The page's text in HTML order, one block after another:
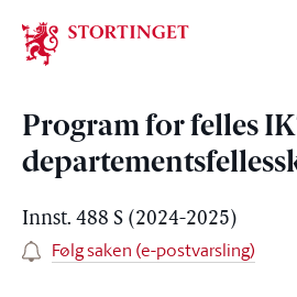
Stortinget.no
Program for felles
Innst. 488 S (2024-2025)
Følg saken (e-postvarsling)